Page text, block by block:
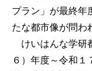
プラン」が最終年
たな都市像が問わ
けいはんな学研
６）年度～令和